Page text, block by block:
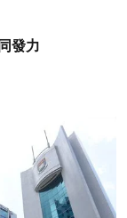
發力